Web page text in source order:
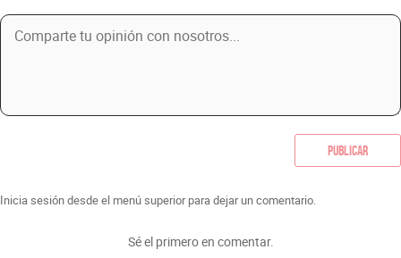
Publicar
Inicia sesión desde el menú superior para dejar un comentario.
Sé el primero en comentar.